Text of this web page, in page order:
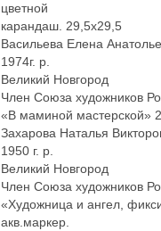
цветной
карандаш. 29,5х29,5
Васильева Елена
1974г. р.
Великий Новгород
Член Союза художников
«В маминой мастерской»
Захарова Наталья
1950 г. р.
Великий Новгород
Член Союза художников
«Художница и ангел,
акв.маркер.